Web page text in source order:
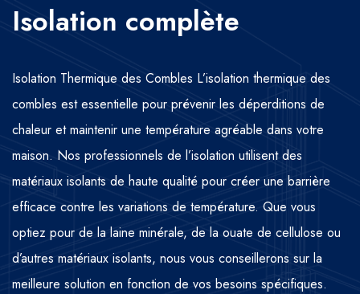
Isolation complète
Isolation Thermique des Combles L’isolation thermique des
combles est essentielle pour prévenir les déperditions de
chaleur et maintenir une température agréable dans votre
maison. Nos professionnels de l’isolation utilisent des
matériaux isolants de haute qualité pour créer une barrière
efficace contre les variations de température. Que vous
optiez pour de la laine minérale, de la ouate de cellulose ou
d’autres matériaux isolants, nous vous conseillerons sur la
meilleure solution en fonction de vos besoins spécifiques.